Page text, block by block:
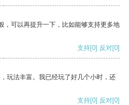
，可以再提升一下，比如能够支持更多地
支持[0] 反对[0]
玩法丰富。我已经玩了好几个小时，还
支持[0] 反对[0]